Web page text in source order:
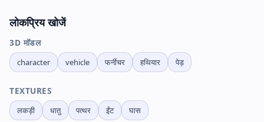
लोकप्रिय खोजें
3D मॉडल
character vehicle फर्नीचर हथियार पेड़
TEXTURES
लकड़ी धातु पत्थर ईंट घास